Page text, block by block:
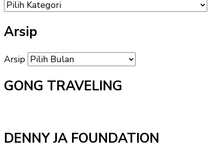
Arsip
Arsip
GONG TRAVELING
DENNY JA FOUNDATION